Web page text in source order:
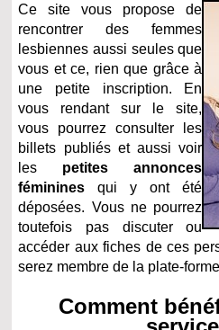
Ce site vous propose de
rencontrer des femmes
lesbiennes aussi seules que
vous et ce, rien que grâce à
une petite inscription. En
vous rendant sur le site,
vous pourrez consulter les
billets publiés et aussi voir
les petites annonces
féminines qui y ont été
déposées. Vous ne pourrez
toutefois pas discuter ou
accéder aux fiches de ces
serez membre de la plate-
Comment